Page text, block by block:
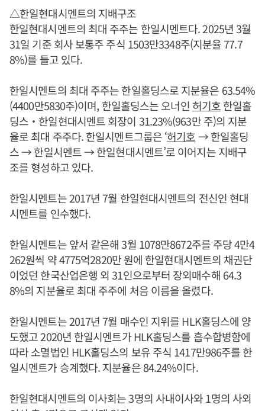
△한일현대시멘트의 지배구조
한일현대시멘트의 최대 주주는 한일시멘트다. 2025년 3월
31일 기준 회사 보통주 주식 1503만3348주(지분율 77.7
8%)를 들고 있다.
한일시멘트의 최대 주주는 한일홀딩스로 지분율은 63.54%
(4400만5830주)이며, 한일홀딩스는 오너인 허기호한일홀
딩스‧한일현대시멘트 회장이 31.23%(963만 주)의 지분
율로 최대 주주다. 한일시멘트그룹은 ‘허기호→ 한일홀딩
스 → 한일시멘트 → 한일현대시멘트’로 이어지는 지배구
조를 형성하고 있다.
한일시멘트는 2017년 7월 한일현대시멘트의 전신인 현대
시멘트를 인수했다.
한일시멘트는 앞서 같은해 3월 1078만8672주를 주당 4만4
262원씩 약 4775억2820만 원에 한일현대시멘트의 채권단
이었던 한국산업은행 외 31인으로부터 장외매수해 64.3
8%의 지분율로 최대 주주에 처음 이름을 올렸다.
한일시멘트는 2017년 7월 매수인 지위를 HLK홀딩스에 양
도했고 2020년 한일시멘트가 HLK홀딩스를 흡수합병함에
따라 소멸법인 HLK홀딩스의 보유 주식 1417만986주를 한
일시멘트가 승계했다. 지분율은 84.24%이다.
한일현대시멘트의 이사회는 3명의 사내이사와 1명의 사외